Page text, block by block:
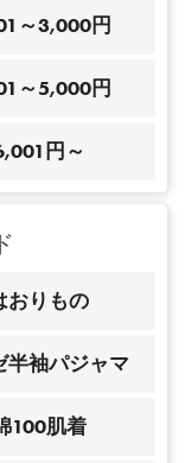
～3,000円
～5,000円
円～
おりもの
半袖パジャマ
100肌着